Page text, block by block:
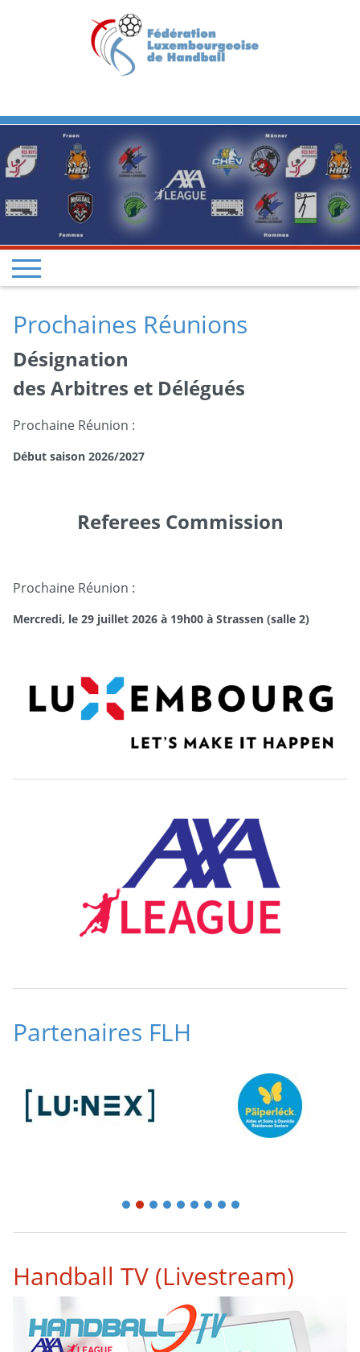
Previous Next
Prochaines Réunions
Désignation
des Arbitres et Délégués
Prochaine Réunion :
Début saison 2026/2027
Referees Commission
Prochaine Réunion :
Mercredi, le 29 juillet 2026 à 19h00 à Strassen (salle 2)
Partenaires FLH
1 2 3 4 5 6 7 8 9
Handball TV (Livestream)